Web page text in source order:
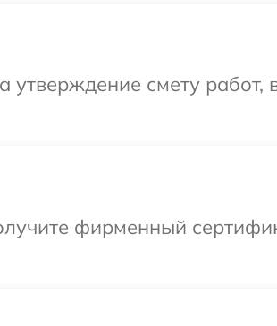
смету работ,
фирменный